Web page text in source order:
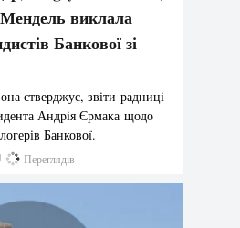
виклала
Банкової зі
стверджує, звіти радниці
Андрія Єрмака щодо
Банкової.
193 Переглядів